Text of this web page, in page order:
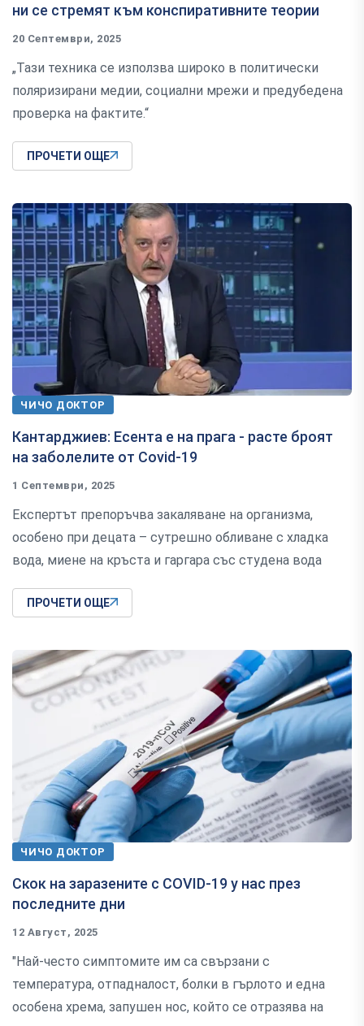
ни се стремят към конспиративните теории
20 Септември, 2025
„Тази техника се използва широко в политически
поляризирани медии, социални мрежи и предубедена
проверка на фактите.“
ПРОЧЕТИ ОЩЕ
ЧИЧО ДОКТОР
Кантарджиев: Есента е на прага - расте броят
на заболелите от Covid-19
1 Септември, 2025
Експертът препоръчва закаляване на организма,
особено при децата – сутрешно обливане с хладка
вода, миене на кръста и гаргара със студена вода
ПРОЧЕТИ ОЩЕ
ЧИЧО ДОКТОР
Скок на заразените с COVID-19 у нас през
последните дни
12 Август, 2025
"Най-често симптомите им са свързани с
температура, отпадналост, болки в гърлото и една
особена хрема, запушен нос, който се отразява на